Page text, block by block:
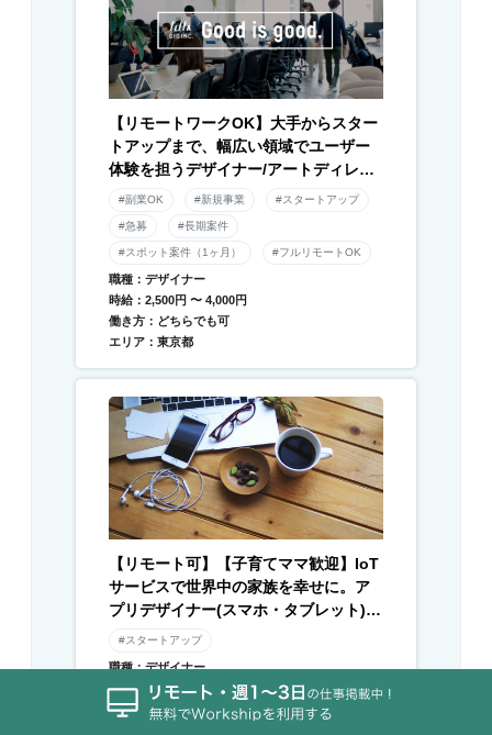
【リモートワークOK】大手からスター
トアップまで、幅広い領域でユーザー
体験を担うデザイナー/アートディレク
ター募集！
#副業OK #新規事業 #スタートアップ
#急募 #長期案件
#スポット案件（1ヶ月） #フルリモートOK
職種：デザイナー
時給：2,500円 〜 4,000円
働き方：どちらでも可
エリア：東京都
【リモート可】【子育てママ歓迎】IoT
サービスで世界中の家族を幸せに。ア
プリデザイナー(スマホ・タブレット) /
Webデザイナー募集
#スタートアップ
職種：デザイナー
時給：2,000円 〜
働き方：どちらでも可